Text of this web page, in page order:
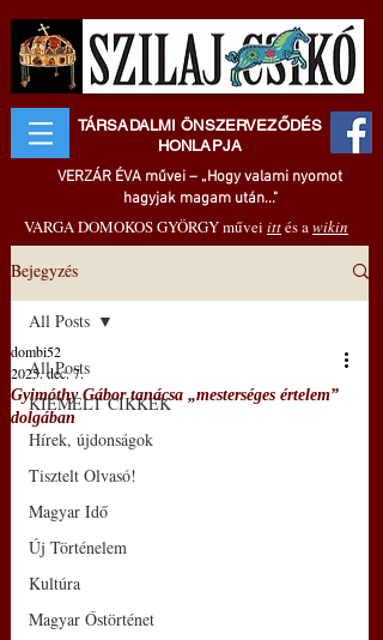
TÁRSADALMI ÖNSZERVEZŐDÉS
HONLAPJA
VERZÁR ÉVA művei – „Hogy valami nyomot
hagyjak magam után..."
VARGA DOMOKOS GYÖRGY művei ittés awikin
Bejegyzés
All Posts
KIEMELT CIKKEK
Hírek, újdonságok
Tisztelt Olvasó!
Magyar Idő
Új Történelem
Kultúra
Magyar Őstörténet
All Posts
Gyimóthy Gábor tanácsa „mesterséges értelem”
dolgában
dombi52
2025. dec. 7.